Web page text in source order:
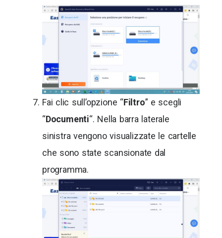
Fai clic sull’opzione “Filtro” e scegli
“Documenti“. Nella barra laterale
sinistra vengono visualizzate le cartelle
che sono state scansionate dal
programma.